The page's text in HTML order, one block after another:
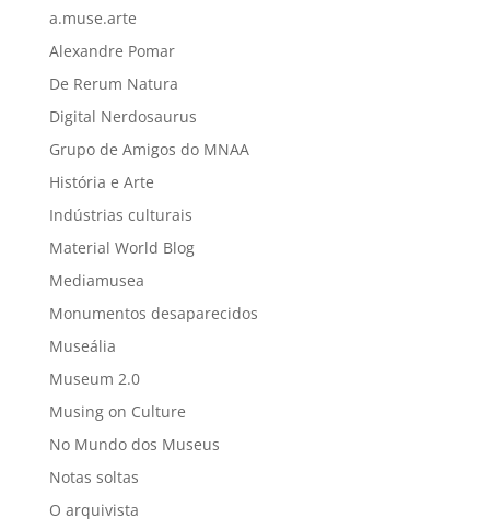
a.muse.arte
Alexandre Pomar
De Rerum Natura
Digital Nerdosaurus
Grupo de Amigos do MNAA
História e Arte
Indústrias culturais
Material World Blog
Mediamusea
Monumentos desaparecidos
Museália
Museum 2.0
Musing on Culture
No Mundo dos Museus
Notas soltas
O arquivista